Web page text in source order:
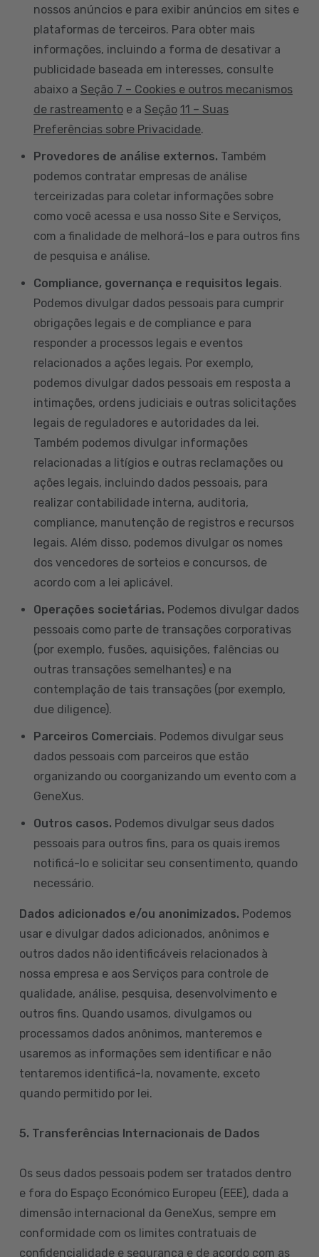
nossos anúncios e para exibir anúncios em sites e
plataformas de terceiros. Para obter mais
informações, incluindo a forma de desativar a
publicidade baseada em interesses, consulte
abaixo a Seção 7 – Cookies e outros mecanismos
de rastreamento e a Seção 11 – Suas
Preferências sobre Privacidade.
Provedores de análise externos. Também
podemos contratar empresas de análise
terceirizadas para coletar informações sobre
como você acessa e usa nosso Site e Serviços,
com a finalidade de melhorá-los e para outros fins
de pesquisa e análise.
Compliance, governança e requisitos legais.
Podemos divulgar dados pessoais para cumprir
obrigações legais e de compliance e para
responder a processos legais e eventos
relacionados a ações legais. Por exemplo,
podemos divulgar dados pessoais em resposta a
intimações, ordens judiciais e outras solicitações
legais de reguladores e autoridades da lei.
Também podemos divulgar informações
relacionadas a litígios e outras reclamações ou
ações legais, incluindo dados pessoais, para
realizar contabilidade interna, auditoria,
compliance, manutenção de registros e recursos
legais. Além disso, podemos divulgar os nomes
dos vencedores de sorteios e concursos, de
acordo com a lei aplicável.
Operações societárias. Podemos divulgar dados
pessoais como parte de transações corporativas
(por exemplo, fusões, aquisições, falências ou
outras transações semelhantes) e na
contemplação de tais transações (por exemplo,
due diligence).
Parceiros Comerciais. Podemos divulgar seus
dados pessoais com parceiros que estão
organizando ou coorganizando um evento com a
GeneXus.
Outros casos. Podemos divulgar seus dados
pessoais para outros fins, para os quais iremos
notificá-lo e solicitar seu consentimento, quando
necessário.
Dados adicionados e/ou anonimizados. Podemos
usar e divulgar dados adicionados, anônimos e
outros dados não identificáveis relacionados à
nossa empresa e aos Serviços para controle de
qualidade, análise, pesquisa, desenvolvimento e
outros fins. Quando usamos, divulgamos ou
processamos dados anônimos, manteremos e
usaremos as informações sem identificar e não
tentaremos identificá-la, novamente, exceto
quando permitido por lei.
5. Transferências Internacionais de Dados
Os seus dados pessoais podem ser tratados dentro
e fora do Espaço Económico Europeu (EEE), dada a
dimensão internacional da GeneXus, sempre em
conformidade com os limites contratuais de
confidencialidade e segurança e de acordo com as